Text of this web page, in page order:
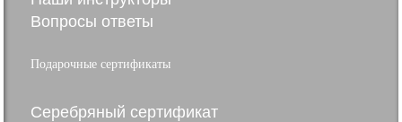
Вопросы ответы
Подарочные сертификаты
Серебряный сертификат